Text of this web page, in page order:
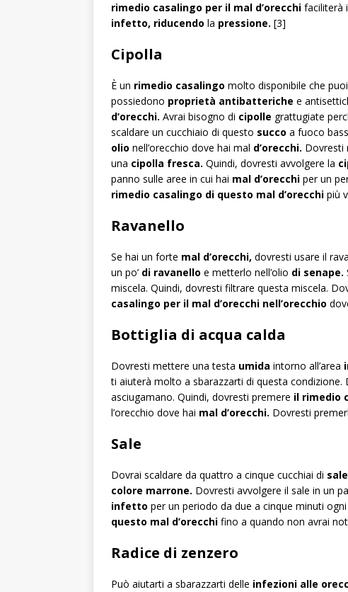
rimedio casalingo per il mal d’orecchi faciliterà
infetto, riducendo la pressione. [3]
Cipolla
È un rimedio casalingo molto disponibile che
possiedono proprietà antibatteriche e
d’orecchi. Avrai bisogno di cipolle grattugiate
scaldare un cucchiaio di questo succo a fuoco
olio nell’orecchio dove hai mal d’orecchi. Dovresti
una cipolla fresca. Quindi, dovresti avvolgere la
panno sulle aree in cui hai mal d’orecchi per un
rimedio casalingo di questo mal d’orecchi più
Ravanello
Se hai un forte mal d’orecchi, dovresti usare il
un po’ di ravanello e metterlo nell’olio di senape.
miscela. Quindi, dovresti filtrare questa miscela.
casalingo per il mal d’orecchi nell’orecchio
Bottiglia di acqua calda
Dovresti mettere una testa umida intorno all’area
ti aiuterà molto a sbarazzarti di questa condizione.
asciugamano. Quindi, dovresti premere il rimedio
l’orecchio dove hai mal d’orecchi. Dovresti
Sale
Dovrai scaldare da quattro a cinque cucchiai di
colore marrone. Dovresti avvolgere il sale in un
infetto per un periodo da due a cinque minuti
questo mal d’orecchi fino a quando non avrai
Radice di zenzero
Può aiutarti a sbarazzarti delle infezioni alle